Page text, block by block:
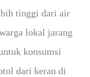
tinggi dari air
lokal jarang
konsumsi
dari keran di